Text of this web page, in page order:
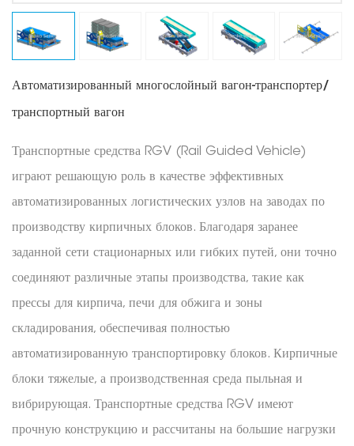
Автоматизированный многослойный вагон-транспортер/
транспортный вагон
Транспортные средства RGV (Rail Guided Vehicle)
играют решающую роль в качестве эффективных
автоматизированных логистических узлов на заводах по
производству кирпичных блоков. Благодаря заранее
заданной сети стационарных или гибких путей, они точно
соединяют различные этапы производства, такие как
прессы для кирпича, печи для обжига и зоны
складирования, обеспечивая полностью
автоматизированную транспортировку блоков. Кирпичные
блоки тяжелые, а производственная среда пыльная и
вибрирующая. Транспортные средства RGV имеют
прочную конструкцию и рассчитаны на большие нагрузки